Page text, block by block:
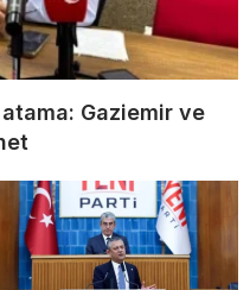
Gaziemir ve